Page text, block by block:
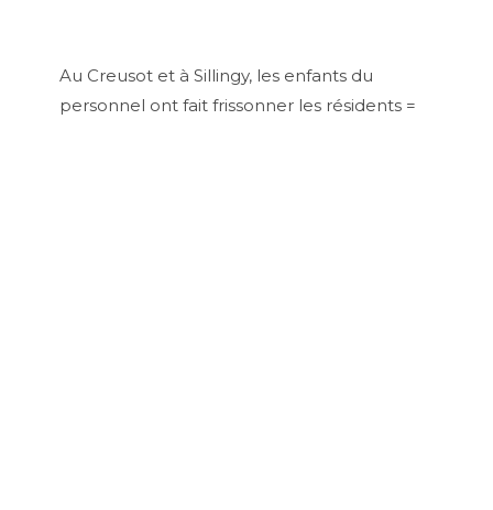
Au Creusot et à Sillingy, les enfants du
personnel ont fait frissonner les résidents =